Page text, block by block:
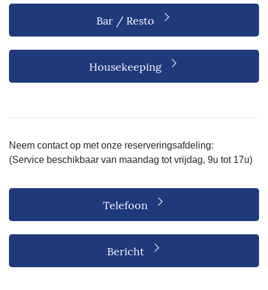
Bar / Resto
Housekeeping
Neem contact op met onze reserveringsafdeling:
(Service beschikbaar van maandag tot vrijdag, 9u tot 17u)
Telefoon
Bericht